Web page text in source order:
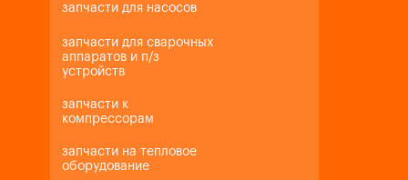
запчасти для насосов
запчасти для сварочных
аппаратов и п/з
устройств
запчасти к
компрессорам
запчасти на тепловое
оборудование